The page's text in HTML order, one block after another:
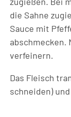
die Sahne
Sauce mit
abschmecken.
verfeinern.
Das Fleisch
schneiden)